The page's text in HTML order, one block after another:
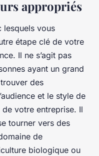
appropriés
lesquels vous
étape clé de votre
Il ne s’agit pas
ayant un grand
des
et le style de
de votre entreprise. Il
tourner vers des
de
biologique ou